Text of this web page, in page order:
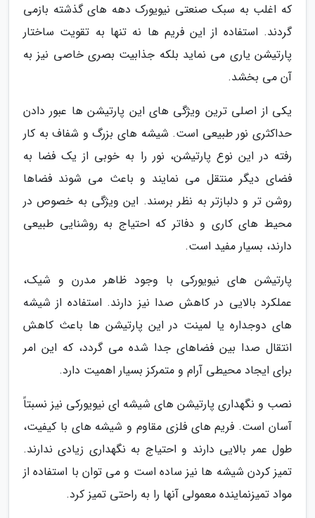
که اغلب به سبک صنعتی نیویورک دهه های گذشته بازمی
گردند. استفاده از این فریم ها نه تنها به تقویت ساختار
پارتیشن یاری می نماید بلکه جذابیت بصری خاصی نیز به
آن می بخشد.
یکی از اصلی ترین ویژگی های این پارتیشن ها عبور دادن
حداکثری نور طبیعی است. شیشه های بزرگ و شفاف به کار
رفته در این نوع پارتیشن، نور را به خوبی از یک فضا به
فضای دیگر منتقل می نمایند و باعث می شوند فضاها
روشن تر و دلبازتر به نظر برسند. این ویژگی به خصوص در
محیط های کاری و دفاتر که احتیاج به روشنایی طبیعی
دارند، بسیار مفید است.
پارتیشن های نیویورکی با وجود ظاهر مدرن و شیک،
عملکرد بالایی در کاهش صدا نیز دارند. استفاده از شیشه
های دوجداره یا لمینت در این پارتیشن ها باعث کاهش
انتقال صدا بین فضاهای جدا شده می گردد، که این امر
برای ایجاد محیطی آرام و متمرکز بسیار اهمیت دارد.
نصب و نگهداری پارتیشن های شیشه ای نیویورکی نیز نسبتاً
آسان است. فریم های فلزی مقاوم و شیشه های با کیفیت،
طول عمر بالایی دارند و احتیاج به نگهداری زیادی ندارند.
تمیز کردن شیشه ها نیز ساده است و می توان با استفاده از
مواد تمیزنماینده معمولی آنها را به راحتی تمیز کرد.